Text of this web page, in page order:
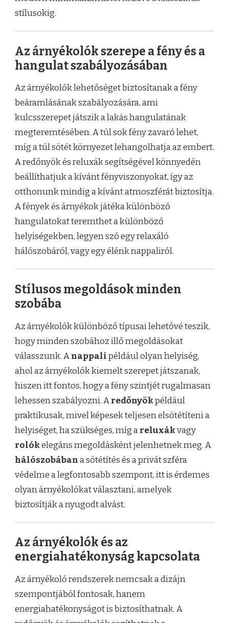
stílusokig.
Az árnyékolók szerepe a fény és a
hangulat szabályozásában
Az árnyékolók lehetőséget biztosítanak a fény
beáramlásának szabályozására, ami
kulcsszerepet játszik a lakás hangulatának
megteremtésében. A túl sok fény zavaró lehet,
míg a túl sötét környezet lehangolhatja az embert.
A redőnyök és reluxák segítségével könnyedén
beállíthatjuk a kívánt fényviszonyokat, így az
otthonunk mindig a kívánt atmoszférát biztosítja.
A fények és árnyékok játéka különböző
hangulatokat teremthet a különböző
helyiségekben, legyen szó egy relaxáló
hálószobáról, vagy egy élénk nappaliról.
Stílusos megoldások minden
szobába
Az árnyékolók különböző típusai lehetővé teszik,
hogy minden szobához illő megoldásokat
válasszunk. Anappalipéldául olyan helyiség,
ahol az árnyékolók kiemelt szerepet játszanak,
hiszen itt fontos, hogy a fény szintjét rugalmasan
lehessen szabályozni. Aredőnyökpéldául
praktikusak, mivel képesek teljesen elsötétíteni a
helyiséget, ha szükséges, míg areluxákvagy
rolókelegáns megoldásként jelenhetnek meg. A
hálószobábana sötétítés és a privát szféra
védelme a legfontosabb szempont, itt is érdemes
olyan árnyékolókat választani, amelyek
biztosítják a nyugodt alvást.
Az árnyékolók és az
energiahatékonyság kapcsolata
Az árnyékoló rendszerek nemcsak a dizájn
szempontjából fontosak, hanem
energiahatékonyságot is biztosíthatnak. A